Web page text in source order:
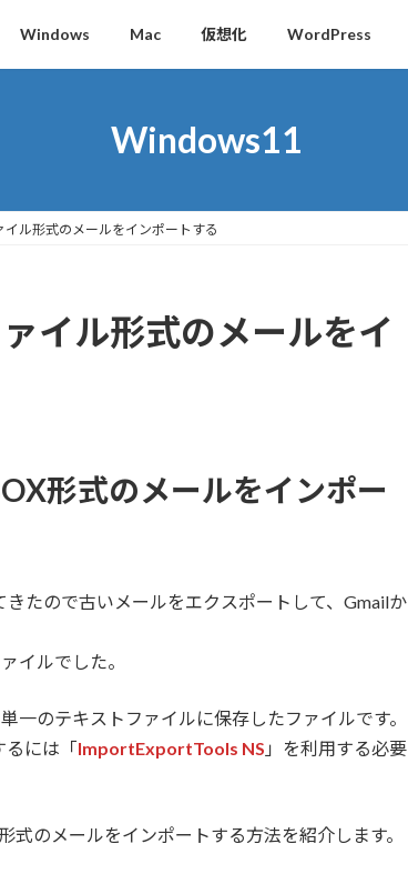
Windows Mac 仮想化 WordPress
Windows11
ル形式のメールをインポートする
イル形式のメールをイ
形式のメールをインポー
たので古いメールをエクスポートして、Gmailか
イルでした。
のテキストファイルに保存したファイルです。
るには「ImportExportTools NS 」を利用する必要
のメールをインポートする方法を紹介します。